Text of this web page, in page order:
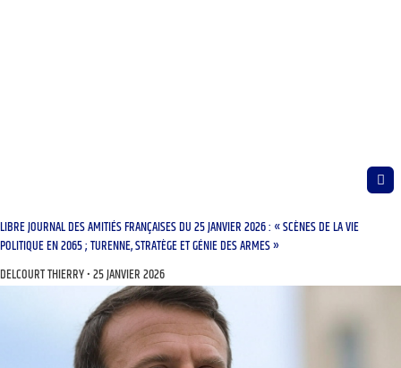
LIBRE JOURNAL DES AMITIÉS FRANÇAISES DU 25 JANVIER 2026 : « SCÈNES DE LA VIE
POLITIQUE EN 2065 ; TURENNE, STRATÈGE ET GÉNIE DES ARMES »
DELCOURT THIERRY 25 JANVIER 2026